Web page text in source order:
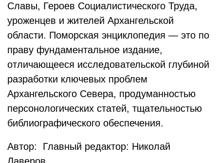
Славы, Героев Социалистического Труда,
уроженцев и жителей Архангельской
области. Поморская энциклопедия — это по
праву фундаментальное издание,
отличающееся исследовательской глубиной
разработки ключевых проблем
Архангельского Севера, продуманностью
персонологических статей, тщательностью
библиографического обеспечения.
Автор: Главный редактор: Николай